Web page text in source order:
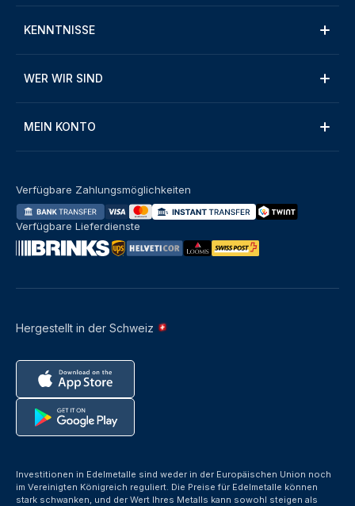
KENNTNISSE
WER WIR SIND
MEIN KONTO
Hergestellt in der Schweiz
Verfügbare Zahlungsmöglichkeiten
Verfügbare Lieferdienste
Investitionen in Edelmetalle sind weder in der Europäischen Union noch
im Vereinigten Königreich reguliert. Die Preise für Edelmetalle können
stark schwanken, und der Wert Ihres Metalls kann sowohl steigen als